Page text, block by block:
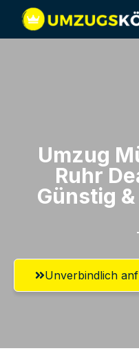
Umzug
Ruhr​
Günstig
Unverbindlich